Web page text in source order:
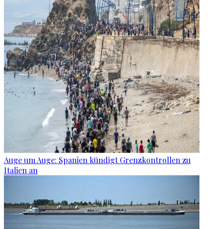
Auge um Auge: Spanien kündigt Grenzkontrollen zu
Italien an